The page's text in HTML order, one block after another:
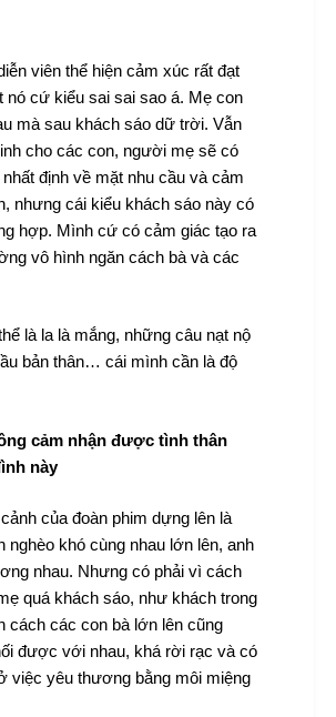
viên thể hiện cảm xúc rất đạt
nó cứ kiểu sai sai sao á. Mẹ con
mà sau khách sáo dữ trời. Vẫn
cho các con, người mẹ sẽ có
định về mặt nhu cầu và cảm
nhưng cái kiểu khách sáo này có
hợp. Mình cứ có cảm giác tạo ra
vô hình ngăn cách bà và các
là la là mắng, những câu nạt nộ
bản thân… cái mình cần là độ
cảm nhận được tình thân
này
của đoàn phim dựng lên là
nghèo khó cùng nhau lớn lên, anh
nhau. Nhưng có phải vì cách
quá khách sáo, như khách trong
cách các con bà lớn lên cũng
được với nhau, khá rời rạc và có
việc yêu thương bằng môi miệng